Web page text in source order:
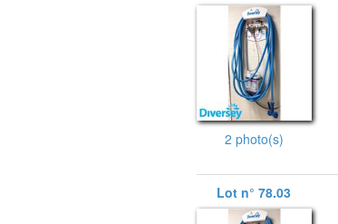
2 photo(s)
Lot n° 78.03